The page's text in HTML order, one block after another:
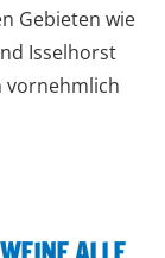
Gebieten wie
Isselhorst
vornehmlich